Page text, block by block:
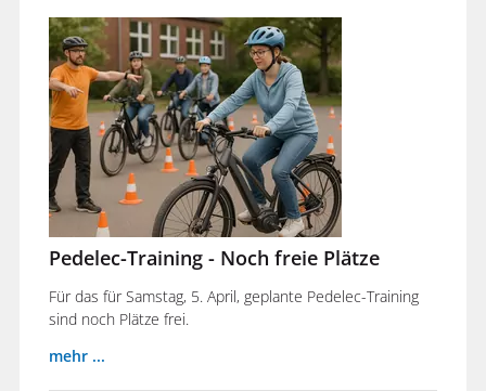
Pedelec-Training - Noch freie Plätze
Für das für Samstag, 5. April, geplante Pedelec-Training
sind noch Plätze frei.
mehr ...